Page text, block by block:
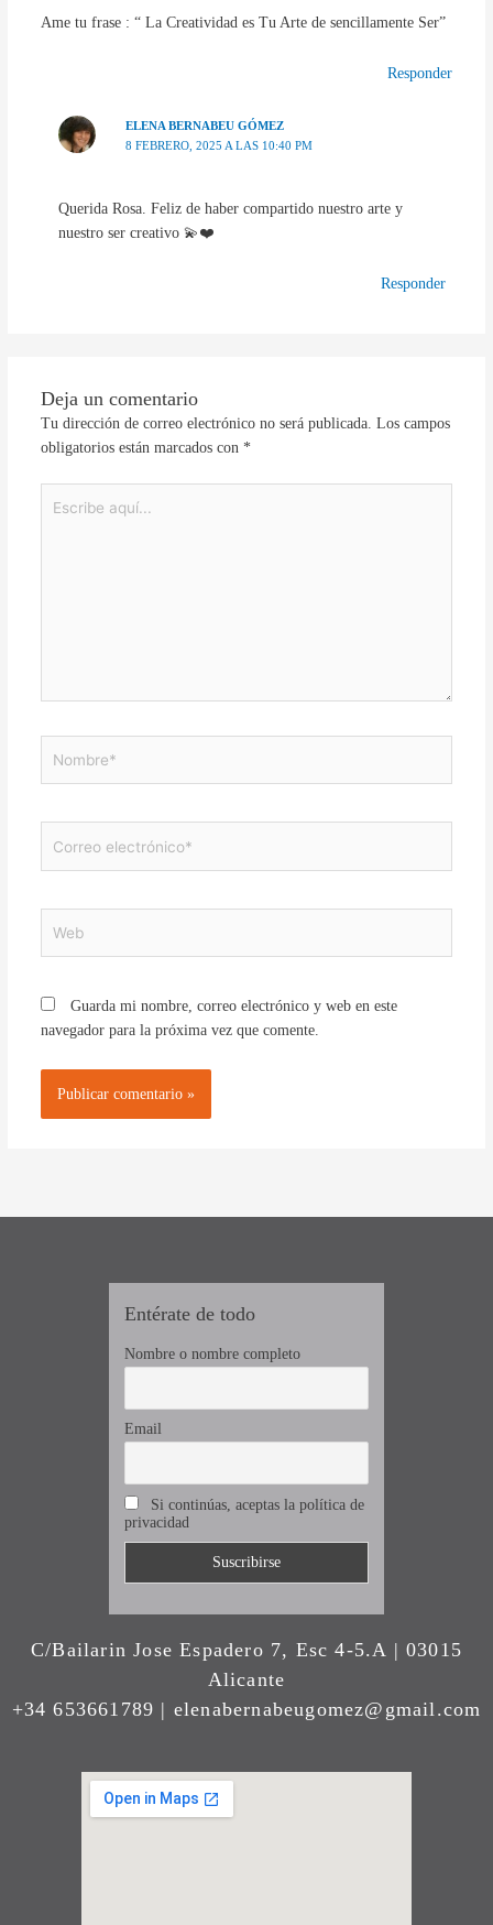
Ame tu frase : “ La Creatividad es Tu Arte de sencillamente Ser”
Responder
ELENA BERNABEU GÓMEZ
8 FEBRERO, 2025 A LAS 10:40 PM
Querida Rosa. Feliz de haber compartido nuestro arte y
nuestro ser creativo 💫❤️
Responder
Deja un comentario
Tu dirección de correo electrónico no será publicada. Los campos
obligatorios están marcados con *
aquí...
electrónico*
Guarda mi nombre, correo electrónico y web en este
navegador para la próxima vez que comente.
Entérate de todo
Nombre o nombre completo
Email
Si continúas, aceptas la política de
privacidad
C/Bailarin Jose Espadero 7, Esc 4-5.A | 03015
Alicante
+34 653661789 | elenabernabeugomez@gmail.com